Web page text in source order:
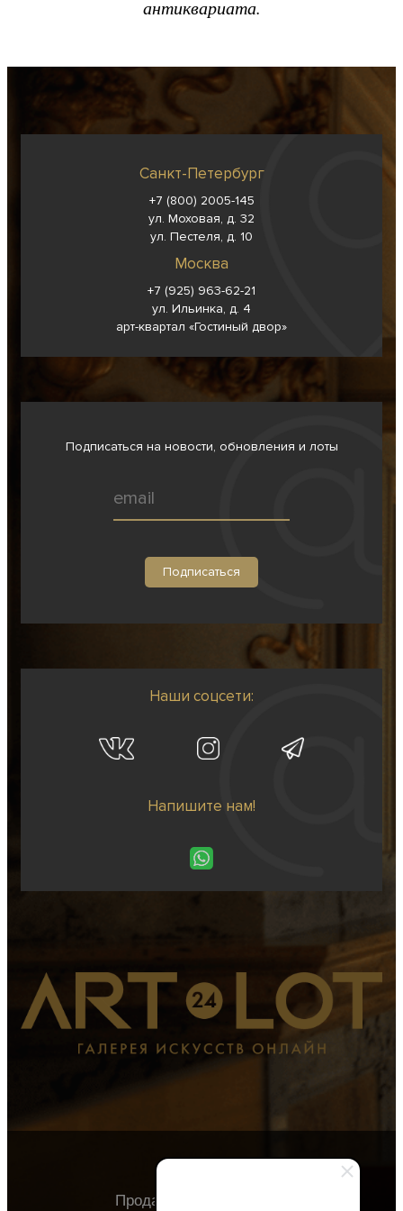
антиквариата.
Санкт-Петербург
+7 (800) 2005-145
ул. Моховая, д. 32
ул. Пестеля, д. 10
Москва
+7 (925) 963-62-21
ул. Ильинка, д. 4
арт-квартал «Гостиный двор»
Подписаться на новости, обновления и лоты
Наши соцсети:
Напишите нам!
Продавцу